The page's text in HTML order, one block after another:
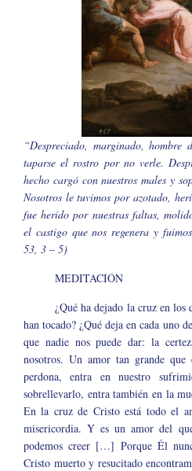
“Despreciado, marginado, hombre
taparse el rostro por no verle.
hecho cargó con nuestros males y
Nosotros le tuvimos por azotado,
fue herido por nuestras faltas,
el castigo que nos regenera y
53, 3 – 5)
MEDITACIÓN
¿Qué ha dejado la cruz en
han tocado? ¿Qué deja en cada uno
que nadie nos puede dar: la
nosotros. Un amor tan grande
perdona, entra en nuestro
sobrellevarlo, entra también en la
En la cruz de Cristo está todo el
misericordia. Y es un amor del
podemos creer […] Porque Él
Cristo muerto y resucitado